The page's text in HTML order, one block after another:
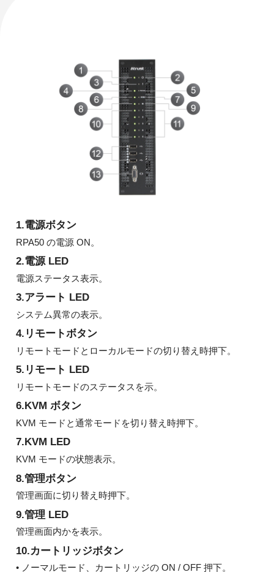
1.電源ボタン
RPA50 の電源 ON。
2.電源 LED
電源ステータス表示。
3.アラート LED
システム異常の表示。
4.リモートボタン
リモートモードとローカルモードの切り替え時押下。
5.リモート LED
リモートモードのステータスを示。
6.KVM ボタン
KVM モードと通常モードを切り替え時押下。
7.KVM LED
KVM モードの状態表示。
8.管理ボタン
管理画面に切り替え時押下。
9.管理 LED
管理画面内かを表示。
10.カートリッジボタン
• ノーマルモード、カートリッジの ON / OFF 押下。